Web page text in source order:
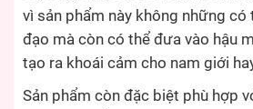
vì sản phẩm này không những có
đạo mà còn có thể đưa vào hậu
tạo ra khoái cảm cho nam giới
Sản phẩm còn đặc biệt phù hợp